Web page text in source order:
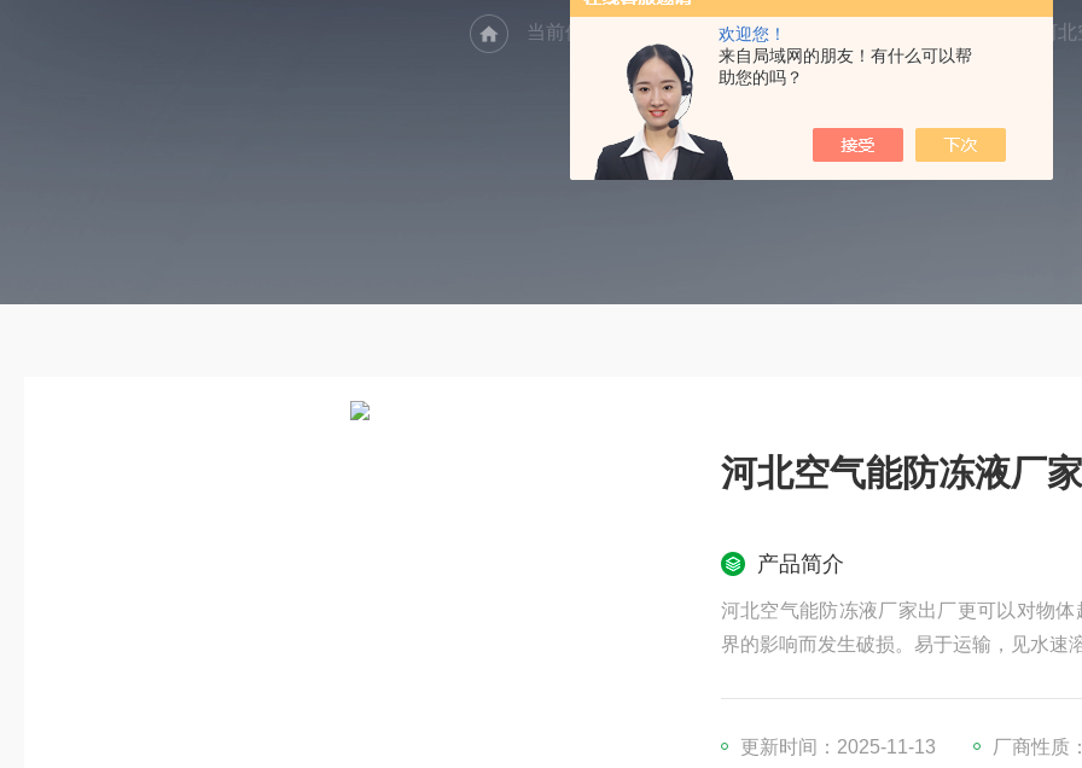
欢迎您！
来自局域网的朋友！有什么可以帮
助您的吗？
当前位置： 产品中心 河
河北空气能防冻液厂
产品简介
河北空气能防冻液厂家出厂更可以对物
界的影响而发生破损。易于运输，见水速
更新时间：2025-11-13 厂商性质